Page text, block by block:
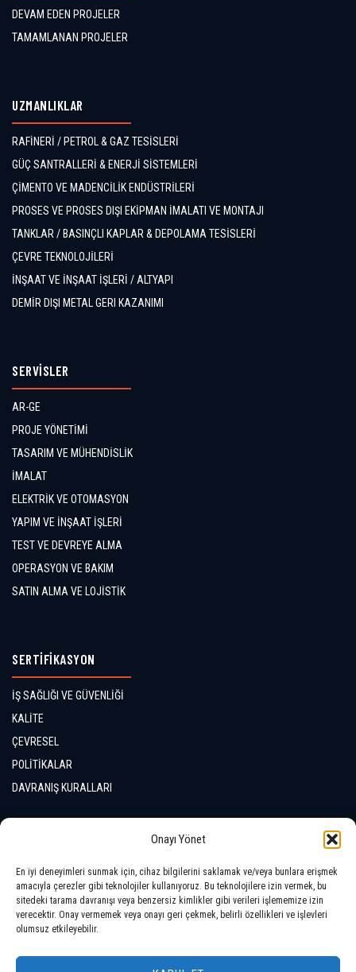
Onayı Yönet
En iyi deneyimleri sunmak için, cihaz bilgilerini saklamak ve/veya bunlara erişmek
amacıyla çerezler gibi teknolojiler kullanıyoruz. Bu teknolojilere izin vermek, bu
sitedeki tarama davranışı veya benzersiz kimlikler gibi verileri işlememize izin
verecektir. Onay vermemek veya onayı geri çekmek, belirli özellikleri ve işlevleri
olumsuz etkileyebilir.
DEVAM EDEN PROJELER
TAMAMLANAN PROJELER
UZMANLIKLAR
RAFİNERİ / PETROL & GAZ TESİSLERİ
GÜÇ SANTRALLERİ & ENERJİ SİSTEMLERİ
ÇİMENTO VE MADENCİLİK ENDÜSTRİLERİ
PROSES VE PROSES DIŞI EKİPMAN İMALATI VE MONTAJI
TANKLAR / BASINÇLI KAPLAR & DEPOLAMA TESİSLERİ
ÇEVRE TEKNOLOJİLERİ
İNŞAAT VE İNŞAAT İŞLERİ / ALTYAPI
DEMİR DIŞI METAL GERI KAZANIMI
SERVİSLER
AR-GE
PROJE YÖNETİMİ
TASARIM VE MÜHENDİSLİK
İMALAT
ELEKTRİK VE OTOMASYON
YAPIM VE İNŞAAT İŞLERİ
TEST VE DEVREYE ALMA
OPERASYON VE BAKIM
SATIN ALMA VE LOJİSTİK
SERTİFİKASYON
İŞ SAĞLIĞI VE GÜVENLİĞİ
KALİTE
ÇEVRESEL
POLİTİKALAR
DAVRANIŞ KURALLARI
LOKASYONLAR